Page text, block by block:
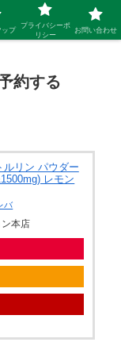
グ
約する
リン パウダー
レモン
バ
本店
ップ
プライバシーポ
リシー
お問い合わせ